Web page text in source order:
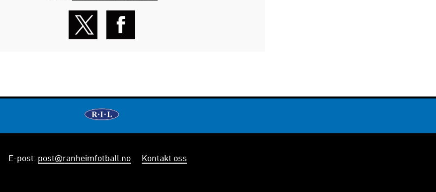
E-post: post@ranheimfotball.no Kontakt oss